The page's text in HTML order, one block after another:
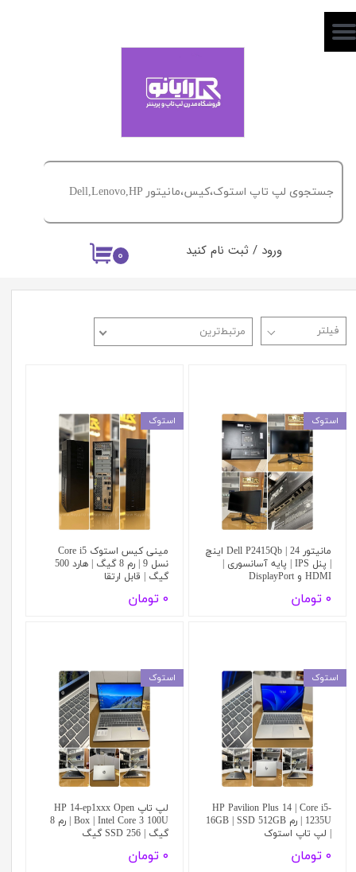
۰ ورود / ثبت نام کنید
حساب کاربری من
خروج از حساب کاربری
مرتبط‌ترین
مانیتور Dell P2415Qb | 24 اینچ
| پنل IPS | پایه آسانسوری |
HDMI و DisplayPort
۰ تومان
استوک
مینی کیس استوک Core i5
نسل 9 | رم 8 گیگ | هارد 500
گیگ | قابل ارتقا
۰ تومان
استوک
HP Pavilion Plus 14 | Core i5-
1235U | رم 16GB | SSD 512GB
| لپ تاپ استوک
۰ تومان
استوک
لپ تاپ HP 14-ep1xxx Open
Box | Intel Core 3 100U | رم 8
گیگ | SSD 256 گیگ
۰ تومان
استوک